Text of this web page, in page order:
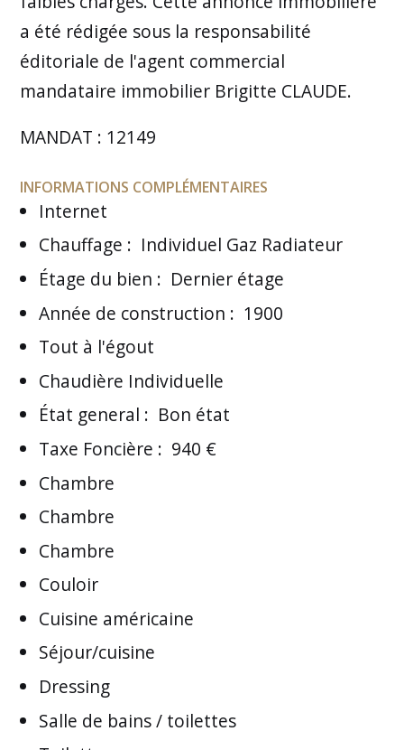
a été rédigée sous la responsabilité
éditoriale de l'agent commercial
mandataire immobilier Brigitte CLAUDE.
MANDAT : 12149
INFORMATIONS COMPLÉMENTAIRES
Internet
Chauffage : Individuel Gaz Radiateur
Étage du bien : Dernier étage
Année de construction : 1900
Tout à l'égout
Chaudière Individuelle
État general : Bon état
Taxe Foncière : 940 €
Chambre
Chambre
Chambre
Couloir
Cuisine américaine
Séjour/cuisine
Dressing
Salle de bains / toilettes